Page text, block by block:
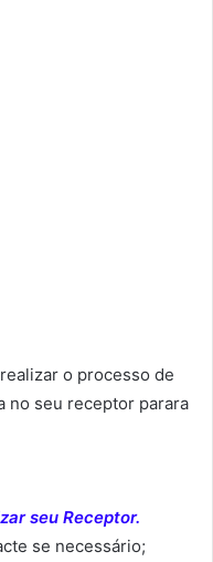
o processo de
no seu receptor parara
seu Receptor.
se necessário;